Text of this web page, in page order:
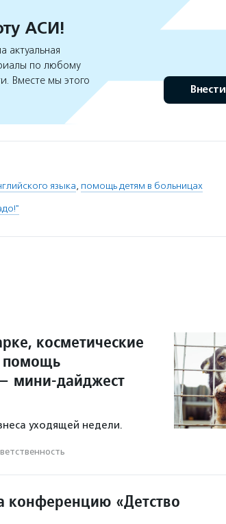
АСИ!
актуальная
по любому
Вместе мы этого
языка, помощь детям в больницах
косметические
помощь
мини-дайджест
уходящей недели.
конференцию «Детство